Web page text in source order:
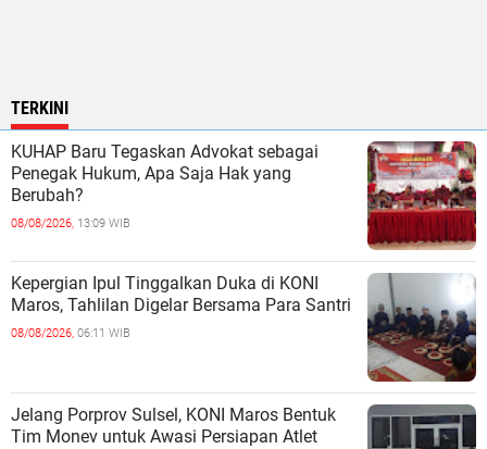
TERKINI
KUHAP Baru Tegaskan Advokat sebagai
Penegak Hukum, Apa Saja Hak yang
Berubah?
08/08/2026, 13:09 WIB
Kepergian Ipul Tinggalkan Duka di KONI
Maros, Tahlilan Digelar Bersama Para Santri
08/08/2026, 06:11 WIB
Jelang Porprov Sulsel, KONI Maros Bentuk
Tim Monev untuk Awasi Persiapan Atlet